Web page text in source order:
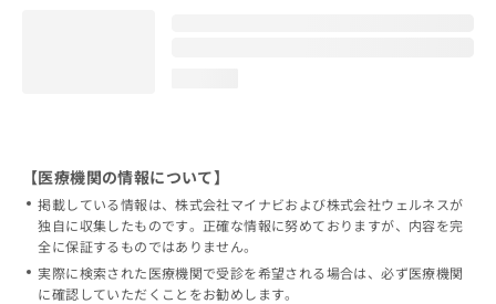
【医療機関の情報について】
掲載している情報は、株式会社マイナビおよび株式会社ウェルネスが
独自に収集したものです。正確な情報に努めておりますが、内容を完
全に保証するものではありません。
実際に検索された医療機関で受診を希望される場合は、必ず医療機関
に確認していただくことをお勧めします。